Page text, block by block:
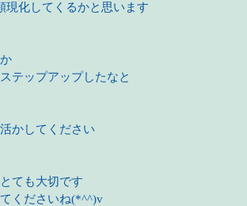
現化してくるかと思います
テップアップしたなと
かしてください
ても大切です
くださいね(*^^)v